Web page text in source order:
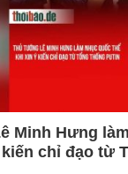
Minh Hưng
chỉ đạo từ